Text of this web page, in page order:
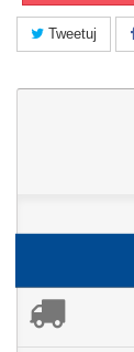
Tweetuj